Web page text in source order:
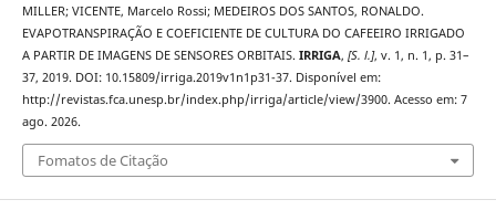
MILLER; VICENTE, Marcelo Rossi; MEDEIROS DOS SANTOS, RONALDO.
EVAPOTRANSPIRAÇÃO E COEFICIENTE DE CULTURA DO CAFEEIRO IRRIGADO
A PARTIR DE IMAGENS DE SENSORES ORBITAIS. IRRIGA, [S. l.], v. 1, n. 1, p. 31–
37, 2019. DOI: 10.15809/irriga.2019v1n1p31-37. Disponível em:
http://revistas.fca.unesp.br/index.php/irriga/article/view/3900. Acesso em: 7
ago. 2026.
Fomatos de Citação